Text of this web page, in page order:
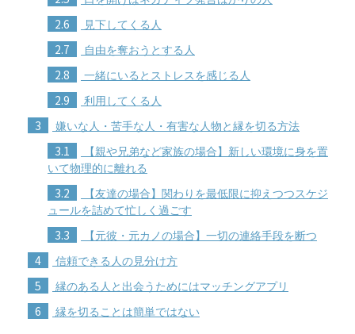
2.6 見下してくる人
2.7 自由を奪おうとする人
2.8 一緒にいるとストレスを感じる人
2.9 利用してくる人
3 嫌いな人・苦手な人・有害な人物と縁を切る方法
3.1
【親や兄弟など家族の場合】新しい環境に身を置
いて物理的に離れる
3.2
【友達の場合】関わりを最低限に抑えつつスケジ
ュールを詰めて忙しく過ごす
3.3 【元彼・元カノの場合】一切の連絡手段を断つ
4 信頼できる人の見分け方
5 縁のある人と出会うためにはマッチングアプリ
6 縁を切ることは簡単ではない